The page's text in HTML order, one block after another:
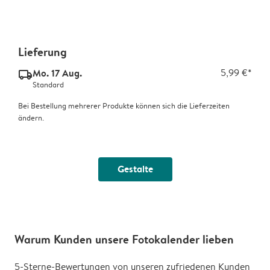
Lieferung
delivery_standard_v2Mo. 17 Aug. 5,99 €*
Standard
Bei Bestellung mehrerer Produkte können sich die Lieferzeiten
ändern.
Gestalte
Warum Kunden unsere Fotokalender lieben
5-Sterne-Bewertungen von unseren zufriedenen Kunden